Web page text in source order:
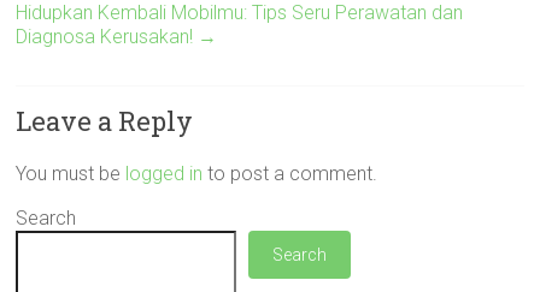
Hidupkan Kembali Mobilmu: Tips Seru Perawatan dan
Diagnosa Kerusakan! →
Leave a Reply
You must be logged in to post a comment.
Search
Search